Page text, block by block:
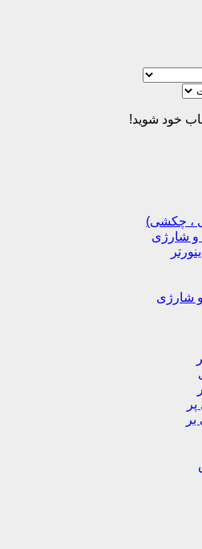
خود شوید!
، چکشی)
و شارژی
شارژی